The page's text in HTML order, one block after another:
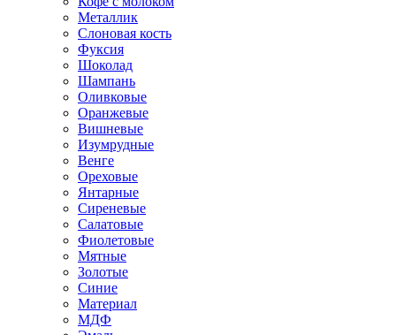
Металлик
Слоновая кость
Фуксия
Шоколад
Шампань
Оливковые
Оранжевые
Вишневые
Изумрудные
Венге
Ореховые
Янтарные
Сиреневые
Салатовые
Фиолетовые
Мятные
Золотые
Синие
Материал
МДФ